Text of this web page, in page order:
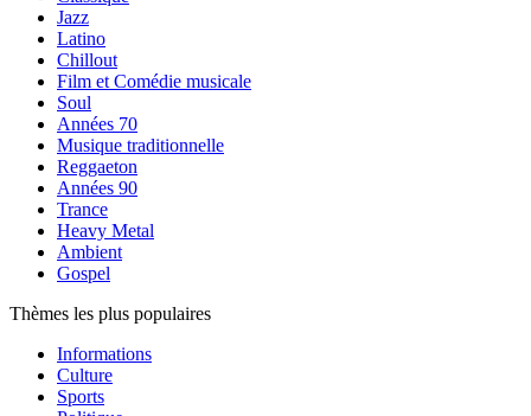
Jazz
Latino
Chillout
Film et Comédie musicale
Soul
Années 70
Musique traditionnelle
Reggaeton
Années 90
Trance
Heavy Metal
Ambient
Gospel
Thèmes les plus populaires
Informations
Culture
Sports